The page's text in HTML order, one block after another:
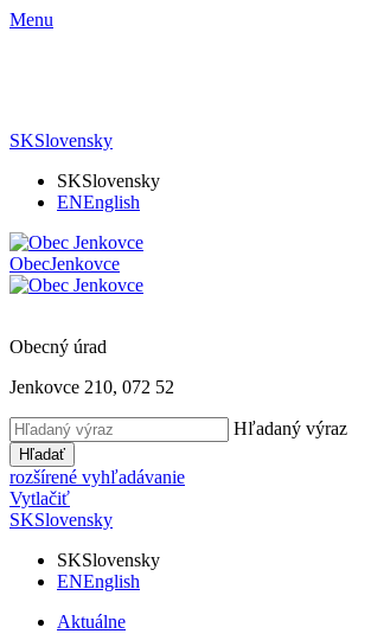
Menu
SKSlovensky
SKSlovensky
ENEnglish
ObecJenkovce
Obecný úrad
Jenkovce 210, 072 52
Hľadaný výraz
Hľadať
rozšírené vyhľadávanie
Vytlačiť
SKSlovensky
SKSlovensky
ENEnglish
Aktuálne